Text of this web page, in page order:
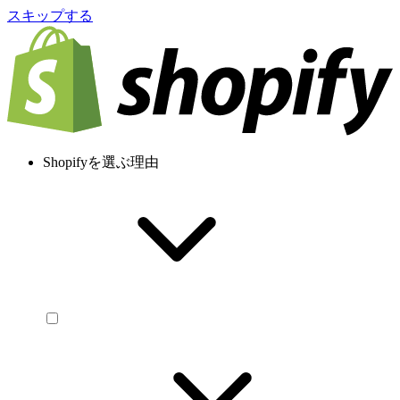
スキップする
Shopifyを選ぶ理由